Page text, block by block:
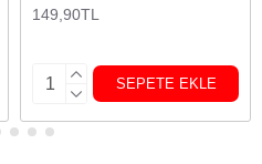
149,90TL
SEPETE EKLE